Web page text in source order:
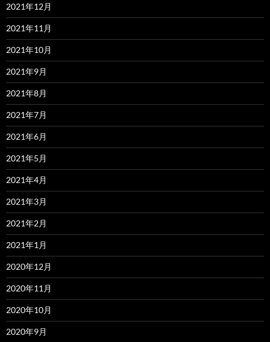
2021年12月
2021年11月
2021年10月
2021年9月
2021年8月
2021年7月
2021年6月
2021年5月
2021年4月
2021年3月
2021年2月
2021年1月
2020年12月
2020年11月
2020年10月
2020年9月